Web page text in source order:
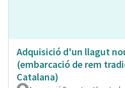
Adquisició d'un llagut
(embarcació de rem
Catalana)